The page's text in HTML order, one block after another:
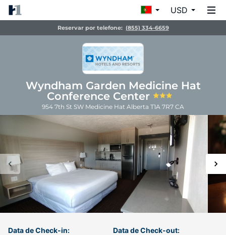
USD
Reservar por telefone: (855) 334-6659
Wyndham Garden Medicine Hat
Conference Center
954 7th St SW Medicine Hat Alberta T1A 7R7 CA
Data de Check-in: Data de Check-out: